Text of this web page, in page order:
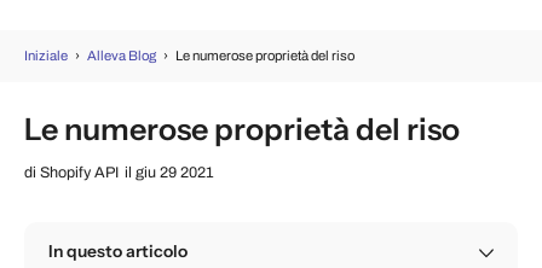
Iniziale › Alleva Blog › Le numerose proprietà del riso
Le numerose proprietà del riso
di Shopify API il giu 29 2021
In questo articolo